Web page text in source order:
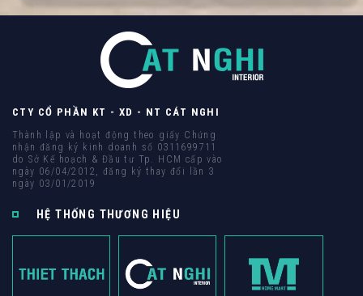
CTY CỔ PHẦN KT - XD - NT CÁT NGHI
Thành lập và hoạt động theo giấy Chứng
nhận đăng ký kinh doanh số 0311699711
do Sở Kế hoạch & Đầu tư Tp. HCM cấp vào
ngày 06/04/2012, đăng ký thay đổi lần 3
ngày 03/01/2019
HỆ THỐNG THƯƠNG HIỆU